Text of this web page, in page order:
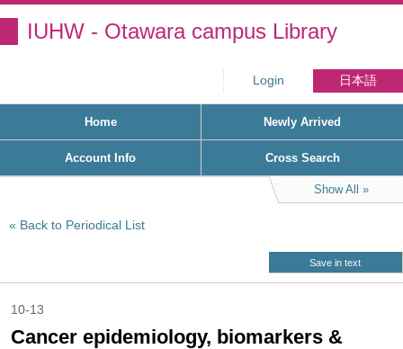
IUHW - Otawara campus Library
Login 日本語
Home Newly Arrived
Account Info Cross Search
Show All
Back to Periodical List
Save in text
10-13
Cancer epidemiology, biomarkers &